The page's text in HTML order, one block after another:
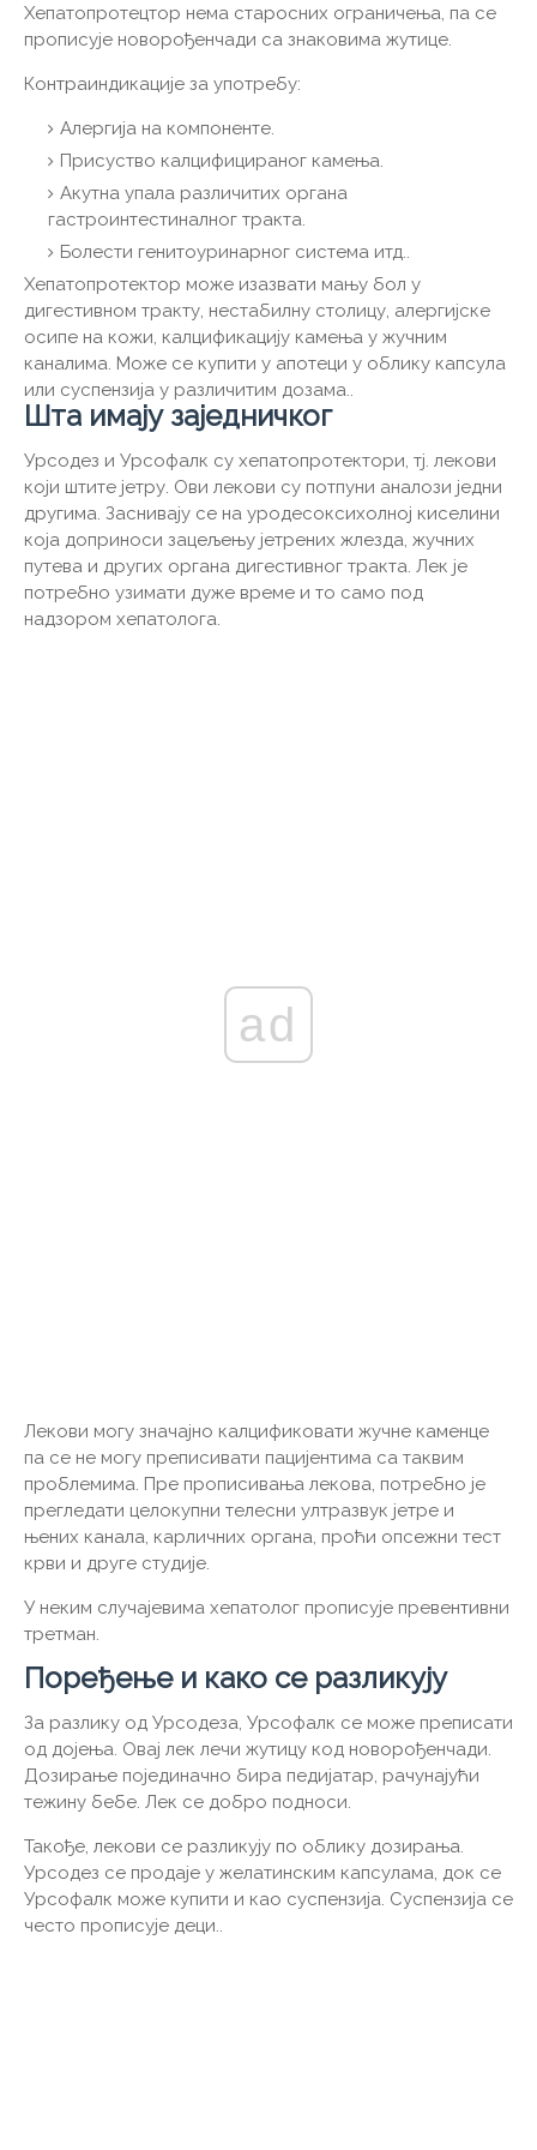
Хепатопротецтор нема старосних ограничења, па се
прописује новорођенчади са знаковима жутице.
Контраиндикације за употребу:
Алергија на компоненте.
Присуство калцифицираног камења.
Акутна упала различитих органа
гастроинтестиналног тракта.
Болести генитоуринарног система итд..
Хепатопротектор може изазвати мању бол у
дигестивном тракту, нестабилну столицу, алергијске
осипе на кожи, калцификацију камења у жучним
каналима. Може се купити у апотеци у облику капсула
или суспензија у различитим дозама..
Шта имају заједничког
Урсодез и Урсофалк су хепатопротектори, тј. лекови
који штите јетру. Ови лекови су потпуни аналози једни
другима. Заснивају се на уродесоксихолној киселини
која доприноси зацељењу јетрених жлезда, жучних
путева и других органа дигестивног тракта. Лек је
потребно узимати дуже време и то само под
надзором хепатолога.
ad
Лекови могу значајно калцификовати жучне каменце
па се не могу преписивати пацијентима са таквим
проблемима. Пре прописивања лекова, потребно је
прегледати целокупни телесни ултразвук јетре и
њених канала, карличних органа, проћи опсежни тест
крви и друге студије.
У неким случајевима хепатолог прописује превентивни
третман.
Поређење и како се разликују
За разлику од Урсодеза, Урсофалк се може преписати
од дојења. Овај лек лечи жутицу код новорођенчади.
Дозирање појединачно бира педијатар, рачунајући
тежину бебе. Лек се добро подноси.
Такође, лекови се разликују по облику дозирања.
Урсодез се продаје у желатинским капсулама, док се
Урсофалк може купити и као суспензија. Суспензија се
често прописује деци..